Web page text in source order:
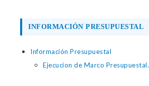
INFORMACIÓN PRESUPUESTAL
Información Presupuestal
Ejecucion de Marco Presupuestal.